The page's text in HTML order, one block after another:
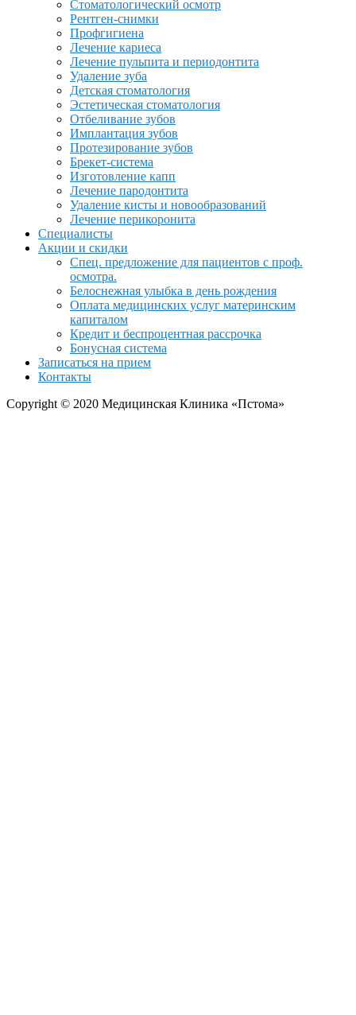
Стоматологический осмотр
Рентген-снимки
Профгигиена
Лечение кариеса
Лечение пульпита и периодонтита
Удаление зуба
Детская стоматология
Эстетическая стоматология
Отбеливание зубов
Имплантация зубов
Протезирование зубов
Брекет-система
Изготовление капп
Лечение пародонтита
Удаление кисты и новообразований
Лечение перикоронита
Специалисты
Акции и скидки
Спец. предложение для пациентов с проф.
осмотра.
Белоснежная улыбка в день рождения
Оплата медицинских услуг материнским
капиталом
Кредит и беспроцентная рассрочка
Бонусная система
Записаться на прием
Контакты
Copyright © 2020 Медицинская Клиника «Пстома»